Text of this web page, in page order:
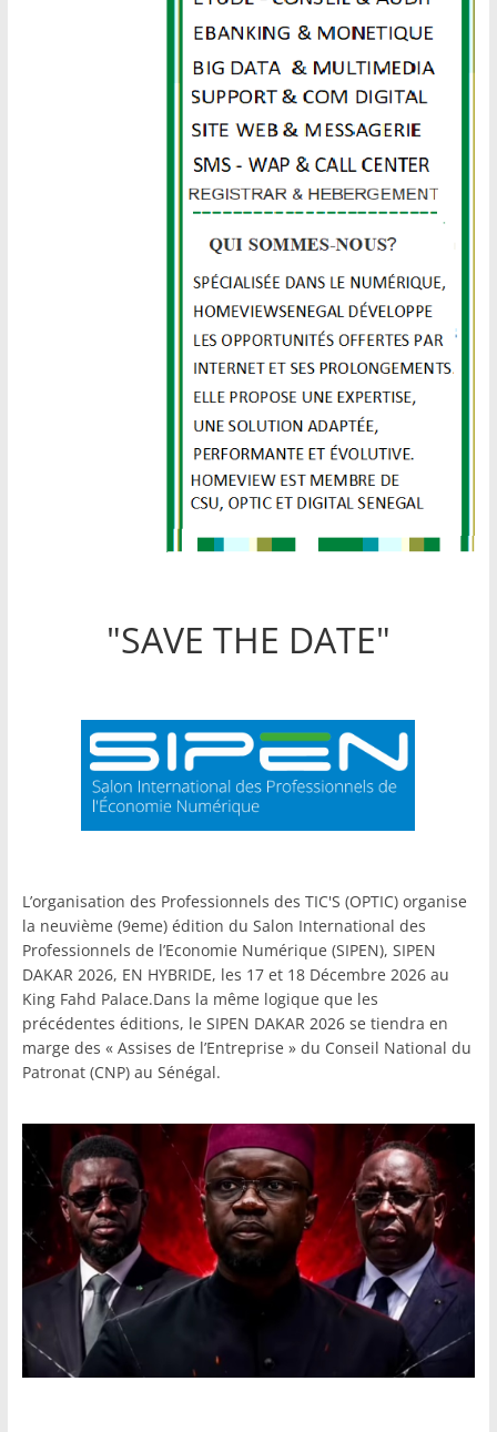
"SAVE THE DATE"
L’organisation des Professionnels des TIC'S (OPTIC) organise
la neuvième (9eme) édition du Salon International des
Professionnels de l’Economie Numérique (SIPEN), SIPEN
DAKAR 2026, EN HYBRIDE, les 17 et 18 Décembre 2026 au
King Fahd Palace.Dans la même logique que les
précédentes éditions, le SIPEN DAKAR 2026 se tiendra en
marge des « Assises de l’Entreprise » du Conseil National du
Patronat (CNP) au Sénégal.